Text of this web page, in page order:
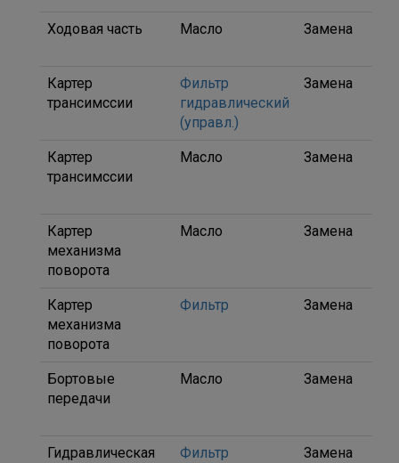
Ходовая часть Масло Замена
Картер
трансимссии
Фильтр
гидравлический
(управл.)
Замена
Картер
трансимссии
Масло Замена
Картер
механизма
поворота
Масло Замена
Картер
механизма
поворота
Фильтр Замена
Бортовые
передачи
Масло Замена
Гидравлическая
Фильтр
Замена